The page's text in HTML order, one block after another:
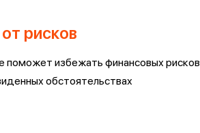
рисков
поможет избежать финансовых рисков
обстоятельствах